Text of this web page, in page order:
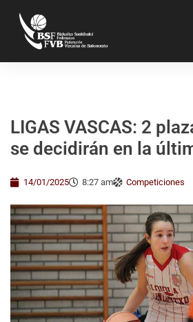
LIGAS VASCAS: 2
se decidirán en la
14/01/2025 8:27 am Competiciones